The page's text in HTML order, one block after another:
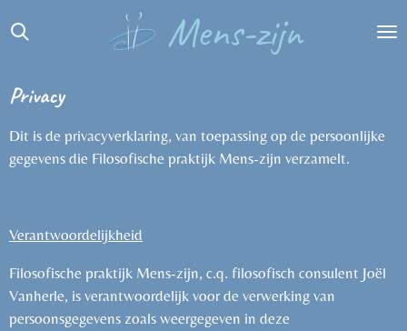
Ga
direct
de
hoofdinhoud
Mens-zijn
Privacy
Dit is de privacyverklaring, van toepassing op de persoonlijke
gegevens die Filosofische praktijk Mens-zijn verzamelt.
Verantwoordelijkheid
Filosofische praktijk Mens-zijn, c.q. filosofisch consulent Joël
Vanherle, is verantwoordelijk voor de verwerking van
persoonsgegevens zoals weergegeven in deze